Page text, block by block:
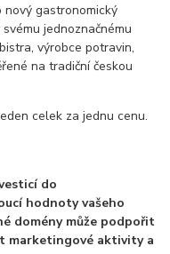
gastronomický
jednoznačnému
výrobce potravin,
na tradiční českou
celek za jednu cenu.
do
hodnoty vašeho
domény může podpořit
marketingové aktivity a